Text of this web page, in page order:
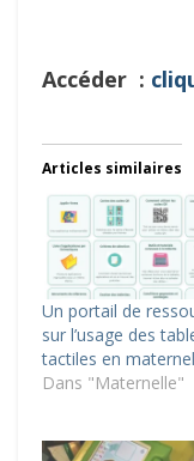
Accéder :
Articles similaires
Un portail de
sur l’usage des
tactiles en
Dans "Maternelle"